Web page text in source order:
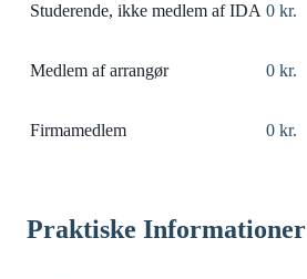
Studerende, ikke medlem af IDA 0 kr.
Medlem af arrangør 0 kr.
Firmamedlem 0 kr.
Praktiske Informationer